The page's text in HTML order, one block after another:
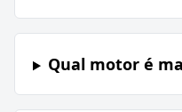
Qual motor é